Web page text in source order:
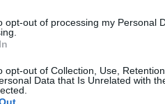
opt-out of processing my Personal
opt-out of Collection, Use,
Data that Is Unrelated with
των ειδών
θυρεοί, σημαίες,
κρίθηκε σε δεύτερο βαθμό
Αθηνών η ανωτέρω αγωγή